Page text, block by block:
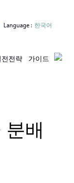
전전략 가이드
Language : 한국어
배